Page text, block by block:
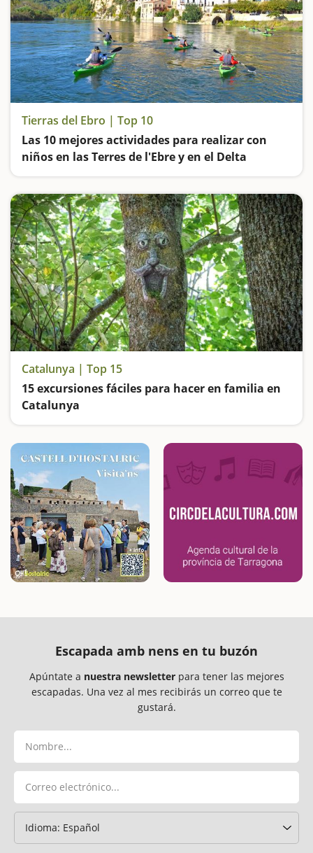
Tierras del Ebro | Top 10
Las 10 mejores actividades para realizar con
niños en las Terres de l'Ebre y en el Delta
Catalunya | Top 15
15 excursiones fáciles para hacer en familia en
Catalunya
Escapada amb nens en tu buzón
Apúntate a nuestra newsletterpara tener las mejores
escapadas. Una vez al mes recibirás un correo que te
gustará.